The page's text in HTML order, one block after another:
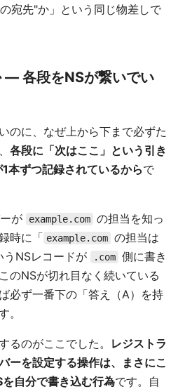
宛先"か」という同じ物差しで
— 各段をNSが繋いでい
のに、なぜ上から下まで必ずた
各段に「次はここ」という引き
本ずつ記録されているからで
が example.com の担当を知っ
時に「 example.com の担当は
うNSレコードが .com 側に書き
のNSが切れ目なく続いている
必ず一番下の「答え（A）を持
。
るのがここでした。 レジストラ
ーを設定する操作は、まさにこ
自分で書き込む行為です。自